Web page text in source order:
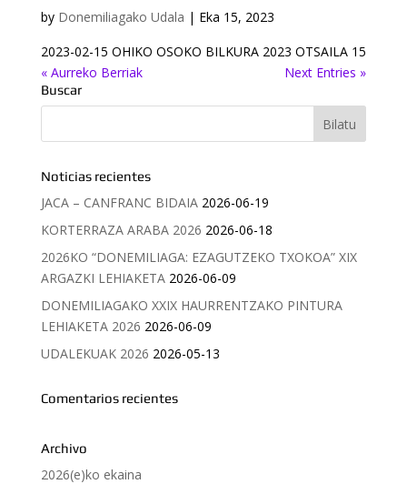
by Donemiliagako Udala | Eka 15, 2023
2023-02-15 OHIKO OSOKO BILKURA 2023 OTSAILA 15
« Aurreko Berriak
Next Entries »
Buscar
Noticias recientes
JACA – CANFRANC BIDAIA 2026-06-19
KORTERRAZA ARABA 2026 2026-06-18
2026KO “DONEMILIAGA: EZAGUTZEKO TXOKOA” XIX
ARGAZKI LEHIAKETA 2026-06-09
DONEMILIAGAKO XXIX HAURRENTZAKO PINTURA
LEHIAKETA 2026 2026-06-09
UDALEKUAK 2026 2026-05-13
Comentarios recientes
Archivo
2026(e)ko ekaina